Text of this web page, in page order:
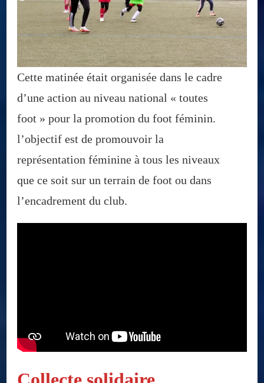
Cette matinée était organisée dans le cadre
d’une action au niveau national « toutes
foot » pour la promotion du foot féminin.
l’objectif est de promouvoir la
représentation féminine à tous les niveaux
que ce soit sur un terrain de foot ou dans
l’encadrement du club.